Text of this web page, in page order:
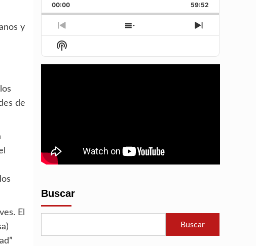
y
de
El
velocidad
de
reproducción
atrásPausar
episodio
00:00 59:52
Episodio
anterior
Mostrar
la
de
Siguiente
episodio
Mostrar
La
Información
Buscar
Buscar